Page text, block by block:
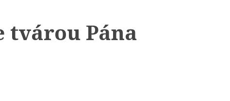
tvárou Pána